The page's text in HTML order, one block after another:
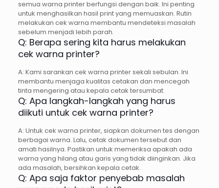
semua warna printer berfungsi dengan baik. Ini penting
untuk menghasilkan hasil print yang memuaskan. Rutin
melakukan cek warna membantu mendeteksi masalah
sebelum menjadi lebih parah.
Q: Berapa sering kita harus melakukan
cek warna printer?
A: Kami sarankan cek warna printer sekali sebulan. Ini
membantu menjaga kualitas cetakan dan mencegah
tinta mengering atau kepala cetak tersumbat.
Q: Apa langkah-langkah yang harus
diikuti untuk cek warna printer?
A: Untuk cek warna printer, siapkan dokumen tes dengan
berbagai warna. Lalu, cetak dokumen tersebut dan
amati hasilnya. Pastikan untuk memeriksa apakah ada
warna yang hilang atau garis yang tidak diinginkan. Jika
ada masalah, bersihkan kepala cetak.
Q: Apa saja faktor penyebab masalah